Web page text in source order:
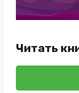
Читать